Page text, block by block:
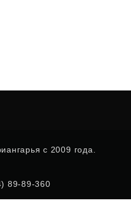
с 2009 года.
89-89-360